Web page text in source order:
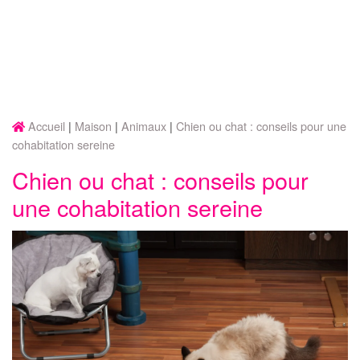
Accueil Maison Animaux Chien ou chat : conseils pour une
cohabitation sereine
Chien ou chat : conseils pour
une cohabitation sereine